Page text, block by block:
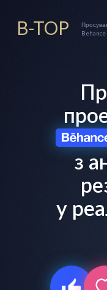
B-TOP
з
у